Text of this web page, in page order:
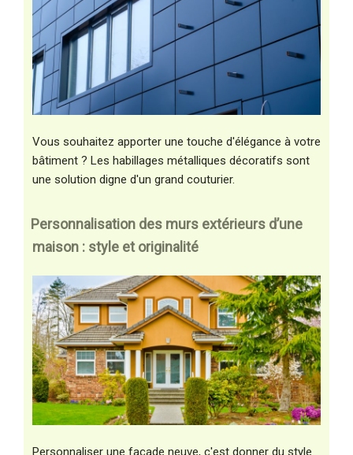
Vous souhaitez apporter une touche d'élégance à votre
bâtiment ? Les habillages métalliques décoratifs sont
une solution digne d'un grand couturier.
Personnalisation des murs extérieurs d’une
maison : style et originalité
Personnaliser une façade neuve, c'est donner du style